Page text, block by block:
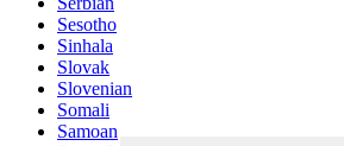
Sesotho
Sinhala
Slovak
Slovenian
Somali
Samoan